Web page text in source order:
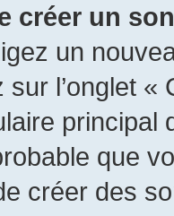
créer un
un
sur l’onglet
principal
que
créer des